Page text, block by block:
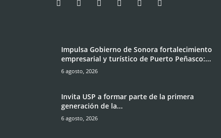
Impulsa Gobierno de Sonora fortalecimiento
empresarial y turístico de Puerto Peñasco:...
6 agosto, 2026
Invita USP a formar parte de la primera
generación de la...
6 agosto, 2026